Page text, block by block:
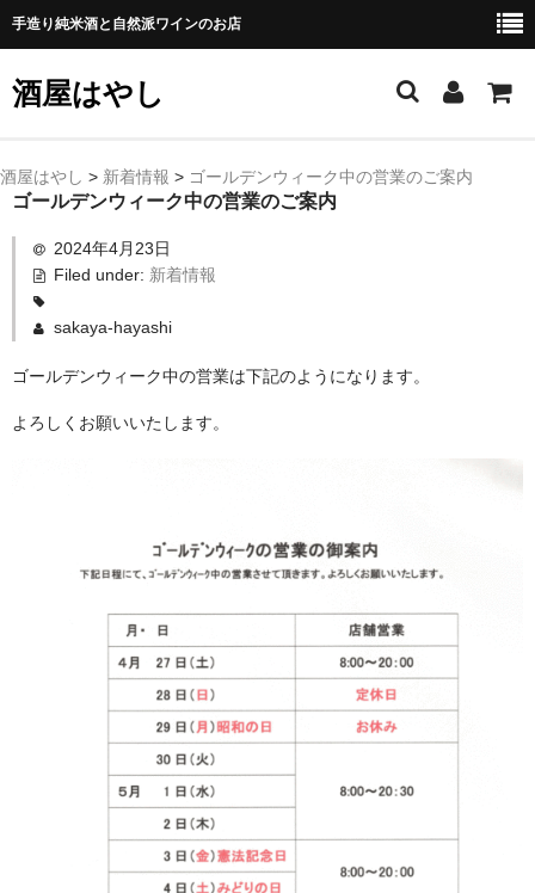
手造り純米酒と自然派ワインのお店
酒屋はやし
ホーム
純 米 酒
よえもん 川村酒造店（岩手県花巻市）
田从･月下の舞 舞鶴酒造（秋田県横手市）
綿屋 金の井酒造（宮城県栗原市）
神亀 神亀酒造（埼玉県蓮田市）
隆・丹沢山 川西屋酒造店（神奈川県足柄上郡）
長珍 長珍酒造（愛知県津島市）
天遊琳・伊勢の白酒 タカハシ酒造（三重県四日市市）
るみ子の酒・英・妙の華 森喜酒造（三重県伊賀市）
大治郎・喜量能 畑酒造（滋賀県東近江市）
秋鹿・奥鹿 秋鹿酒造（大阪府豊能郡能勢町）
酒屋はやし > 新着情報 > ゴールデンウィーク中の営業のご案内
ゴールデンウィーク中の営業のご案内
2024年4月23日
Filed under: 新着情報
sakaya-hayashi
ゴールデンウィーク中の営業は下記のようになります。
よろしくお願いいたします。